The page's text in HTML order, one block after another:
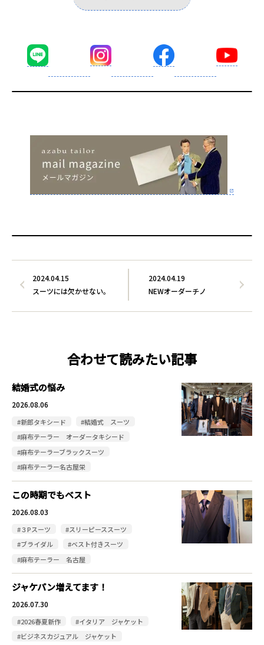
2024.04.19
NEWオーダーチノ
2024.04.15
スーツには欠かせない。
合わせて読みたい記事
結婚式の悩み
2026.08.06
#新郎タキシード
#結婚式 スーツ
#麻布テーラー オーダータキシード
#麻布テーラーブラックスーツ
#麻布テーラー名古屋栄
この時期でもベスト
2026.08.03
#３Pスーツ
#スリーピーススーツ
#ブライダル
#ベスト付きスーツ
#麻布テーラー 名古屋
ジャケパン増えてます！
2026.07.30
#2026春夏新作
#イタリア ジャケット
#ビジネスカジュアル ジャケット